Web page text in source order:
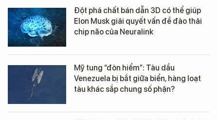
Đột phá chất bán dẫn 3D có thể giúp
Elon Musk giải quyết vấn đề đào thải
chip não của Neuralink
Mỹ tung “đòn hiểm”: Tàu dầu
Venezuela bị bắt giữa biển, hàng loạt
tàu khác sắp chung số phận?